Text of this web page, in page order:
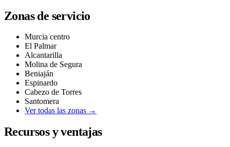
Zonas de servicio
Murcia centro
El Palmar
Alcantarilla
Molina de Segura
Beniaján
Espinardo
Cabezo de Torres
Santomera
Ver todas las zonas →
Recursos y ventajas